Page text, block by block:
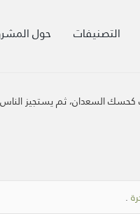
التصنيفات حول
السعدان، ثم يستجيز
.